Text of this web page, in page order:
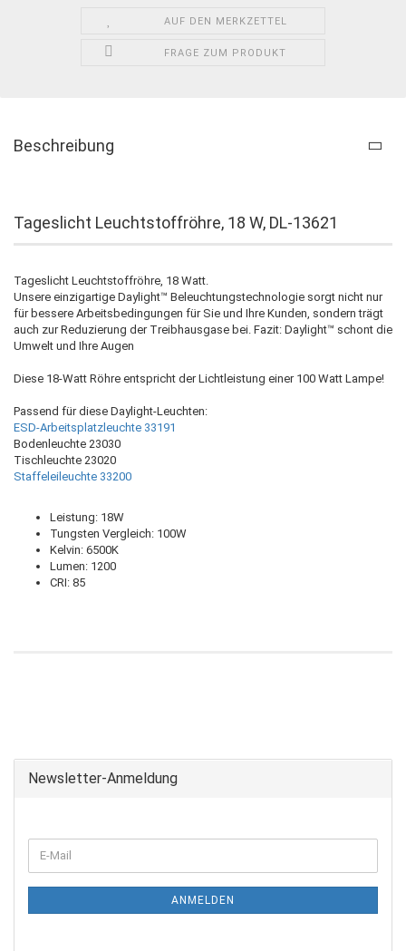
AUF DEN MERKZETTEL
FRAGE ZUM PRODUKT
Beschreibung
Tageslicht Leuchtstoffröhre, 18 W, DL-13621
Tageslicht Leuchtstoffröhre, 18 Watt.
Unsere einzigartige Daylight™ Beleuchtungstechnologie sorgt nicht nur
für bessere Arbeitsbedingungen für Sie und Ihre Kunden, sondern trägt
auch zur Reduzierung der Treibhausgase bei. Fazit: Daylight™ schont die
Umwelt und Ihre Augen
Diese 18-Watt Röhre entspricht der Lichtleistung einer 100 Watt Lampe!
Passend für diese Daylight-Leuchten:
ESD-Arbeitsplatzleuchte 33191
Bodenleuchte 23030
Tischleuchte 23020
Staffeleileuchte 33200
Leistung: 18W
Tungsten Vergleich: 100W
Kelvin: 6500K
Lumen: 1200
CRI: 85
Newsletter-Anmeldung
ANMELDEN